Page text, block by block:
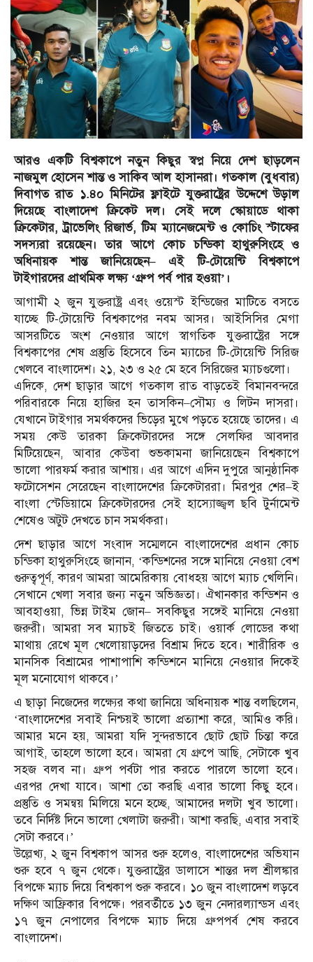
আরও একটি বিশ্বকাপে নতুন কিছুর স্বপ্ন নিয়ে দেশ ছাড়লেন
নাজমুল হোসেন শান্ত ও সাকিব আল হাসানরা। গতকাল (বুধবার)
দিবাগত রাত ১.৪০ মিনিটের ফ্লাইটে যুক্তরাষ্ট্রের উদ্দেশে উড়াল
দিয়েছে বাংলাদেশ ক্রিকেট দল। সেই দলে স্কোয়াডে থাকা
ক্রিকেটার, ট্রাভেলিং রিজার্ভ, টিম ম্যানেজমেন্ট ও কোচিং স্টাফের
সদস্যরা রয়েছেন। তার আগে কোচ চন্ডিকা হাথুরুসিংহে ও
অধিনায়ক শান্ত জানিয়েছেন– এই টি-টোয়েন্টি বিশ্বকাপে
টাইগারদের প্রাথমিক লক্ষ্য ‘গ্রুপ পর্ব পার হওয়া’।
আগামী ২ জুন যুক্তরাষ্ট্র এবং ওয়েস্ট ইন্ডিজের মাটিতে বসতে
যাচ্ছে টি-টোয়েন্টি বিশ্বকাপের নবম আসর। আইসিসির মেগা
আসরটিতে অংশ নেওয়ার আগে স্বাগতিক যুক্তরাষ্ট্রের সঙ্গে
বিশ্বকাপের শেষ প্রস্তুতি হিসেবে তিন ম্যাচের টি-টোয়েন্টি সিরিজ
খেলবে বাংলাদেশ। ২১, ২৩ ও ২৫ মে হবে সিরিজের ম্যাচগুলো।
এদিকে, দেশ ছাড়ার আগে গতকাল রাত বাড়তেই বিমানবন্দরে
পরিবারকে নিয়ে হাজির হন তাসকিন–সৌম্য ও লিটন দাসরা।
যেখানে টাইগার সমর্থকদের ভিড়ের মুখে পড়তে হয়েছে তাদের। এ
সময় কেউ তারকা ক্রিকেটারদের সঙ্গে সেলফির আবদার
মিটিয়েছেন, আবার কেউবা শুভকামনা জানিয়েছেন বিশ্বকাপে
ভালো পারফর্ম করার আশায়। এর আগে এদিন দুপুরে আনুষ্ঠানিক
ফটোসেশন সেরেছেন বাংলাদেশের ক্রিকেটাররা। মিরপুর শের–ই
বাংলা স্টেডিয়ামে ক্রিকেটারদের সেই হাস্যোজ্জ্বল ছবি টুর্নামেন্ট
শেষেও অটুট দেখতে চান সমর্থকরা।
দেশ ছাড়ার আগে সংবাদ সম্মেলনে বাংলাদেশের প্রধান কোচ
চন্ডিকা হাথুরুসিংহে জানান, ‘কন্ডিশনের সঙ্গে মানিয়ে নেওয়া বেশ
গুরুত্বপূর্ণ, কারণ আমরা আমেরিকায় বোধহয় আগে ম্যাচ খেলিনি।
সেখানে খেলা সবার জন্য নতুন অভিজ্ঞতা। ঐখানকার কন্ডিশন ও
আবহাওয়া, ভিন্ন টাইম জোন– সবকিছুর সঙ্গেই মানিয়ে নেওয়া
জরুরী। আমরা সব ম্যাচই জিততে চাই। ওয়ার্ক লোডের কথা
মাথায় রেখে মূল খেলোয়াড়দের বিশ্রাম দিতে হবে। শারীরিক ও
মানসিক বিশ্রামের পাশাপাশি কন্ডিশনে মানিয়ে নেওয়ার দিকেই
মূল মনোযোগ থাকবে।’
এ ছাড়া নিজেদের লক্ষ্যের কথা জানিয়ে অধিনায়ক শান্ত বলছিলেন,
‘বাংলাদেশের সবাই নিশ্চয়ই ভালো প্রত্যাশা করে, আমিও করি।
আমার মনে হয়, আমরা যদি সুন্দরভাবে ছোট ছোট চিন্তা করে
আগাই, তাহলে ভালো হবে। আমরা যে গ্রুপে আছি, সেটাকে খুব
সহজ বলব না। গ্রুপ পর্বটা পার করতে পারলে ভালো হবে।
এরপর দেখা যাবে। আশা তো করছি এবার ভালো কিছু হবে।
প্রস্তুতি ও সমন্বয় মিলিয়ে মনে হচ্ছে, আমাদের দলটা খুব ভালো।
তবে নির্দিষ্ট দিনে ভালো খেলাটা জরুরী। আশা করছি, এবার সবাই
সেটা করবে।’
উল্লেখ্য, ২ জুন বিশ্বকাপ আসর শুরু হলেও, বাংলাদেশের অভিযান
শুরু হবে ৭ জুন থেকে। যুক্তরাষ্ট্রের ডালাসে শান্তর দল শ্রীলঙ্কার
বিপক্ষে ম্যাচ দিয়ে বিশ্বকাপ শুরু করবে। ১০ জুন বাংলাদেশ লড়বে
দক্ষিণ আফ্রিকার বিপক্ষে। পরবর্তীতে ১৩ জুন নেদারল্যান্ডস এবং
১৭ জুন নেপালের বিপক্ষে ম্যাচ দিয়ে গ্রুপপর্ব শেষ করবে
বাংলাদেশ।